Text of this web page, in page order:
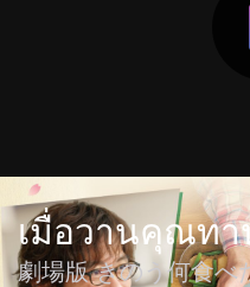
เมื่อวานคุณทา
劇場版 きのう何食べ